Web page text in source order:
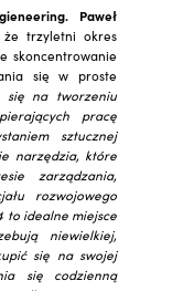
Paweł
trzyletni okres
skoncentrowanie
się w proste
się na tworzeniu
pracę
sztucznej
narzędzia, które
zarządzania,
rozwojowego
to idealne miejsce
niewielkiej,
się na swojej
się codzienną